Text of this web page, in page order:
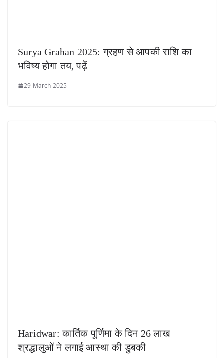
Surya Grahan 2025: ग्रहण से आपकी राशि का
भविष्य होगा तय, पढ़ें
29 March 2025
Haridwar: कार्तिक पूर्णिमा के दिन 26 लाख
श्रद्धालुओं ने लगाई आस्था की डुबकी